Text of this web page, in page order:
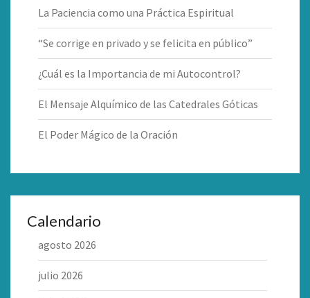
La Paciencia como una Práctica Espiritual
“Se corrige en privado y se felicita en público”
¿Cuál es la Importancia de mi Autocontrol?
El Mensaje Alquímico de las Catedrales Góticas
El Poder Mágico de la Oración
Calendario
agosto 2026
julio 2026